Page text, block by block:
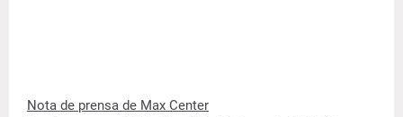
Nota de prensa de Max Center